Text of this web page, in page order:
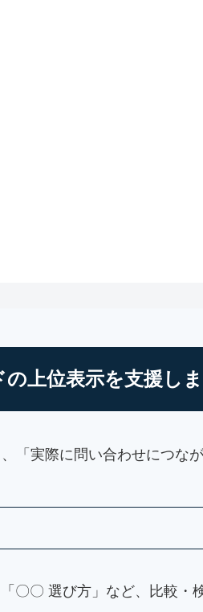
上位表示を支援し
「実際に問い合わせにつな
〇〇 選び方」など、比較